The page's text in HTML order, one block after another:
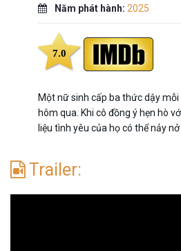
Năm phát hành: 2025
7.0
Một nữ sinh cấp ba thức dậy
hôm qua. Khi cô đồng ý hẹn hò
liệu tình yêu của họ có thể nảy
Trailer: